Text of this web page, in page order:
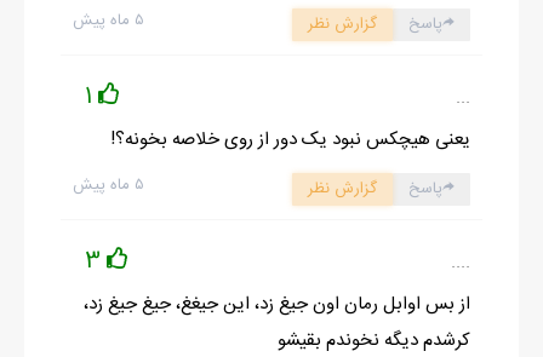
۵ ماه پیش پاسخ گزارش نظر
...
1
یعنی هیچکس نبود یک دور از روی خلاصه بخونه؟!
۵ ماه پیش پاسخ گزارش نظر
....
3
از بس اوابل رمان اون جیغ زد، این جیغغ، جیغ جیغ زد،
کرشدم دیگه نخوندم بقیشو